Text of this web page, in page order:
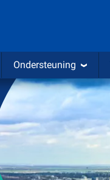
Ondersteuning